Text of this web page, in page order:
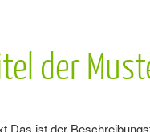
der
Das ist der